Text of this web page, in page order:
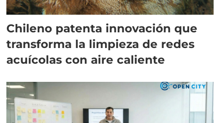
Chileno patenta innovación que
transforma la limpieza de redes
acuícolas con aire caliente